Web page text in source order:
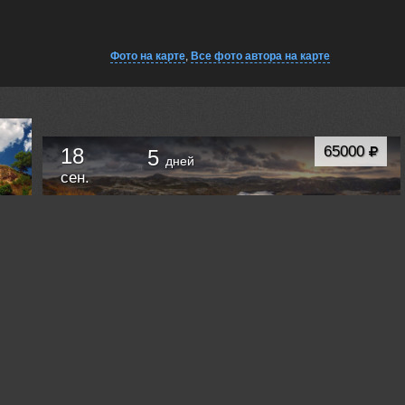
Фото на карте, Все фото автора на карте
65000
18
сен.
5 дней